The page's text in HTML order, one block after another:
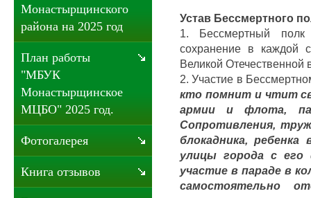
Устав Бессмертного
1. Бессмертный полк
сохранение в каждой
Великой Отечественной
2. Участие в
кто помнит и чтит
армии и флота,
Сопротивления,
блокадника,
улицы города с
участие в параде в
самостоятельно
Монастырщинского
района на 2025 год
План работы
"МБУК
Монастырщинское
МЦБО" 2025 год.
Фотогалерея
Книга отзывов